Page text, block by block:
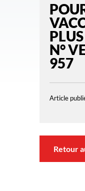
N°
957
Article
Retour